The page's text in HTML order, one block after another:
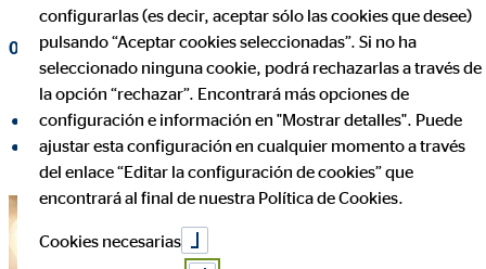
07 de octubre de 2021|OVB Allfinanz España S.A.
compartir en Facebook
compartir en LinkedIn
configurarlas (es decir, aceptar sólo las cookies que desee)
pulsando “Aceptar cookies seleccionadas”. Si no ha
seleccionado ninguna cookie, podrá rechazarlas a través de
la opción “rechazar”. Encontrará más opciones de
configuración e información en "Mostrar detalles". Puede
ajustar esta configuración en cualquier momento a través
del enlace “Editar la configuración de cookies” que
encontrará al final de nuestra Política de Cookies.
Cookies necesarias